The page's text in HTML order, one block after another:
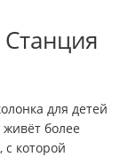
для детей
более
которой